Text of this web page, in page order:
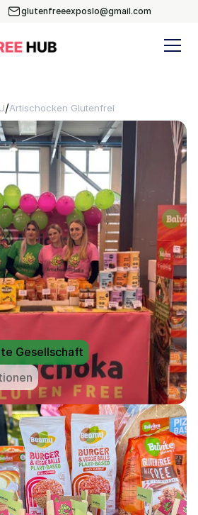
glutenfreeexposlo@gmail.com
/Artischocken Glutenfrei
Gesellschaft